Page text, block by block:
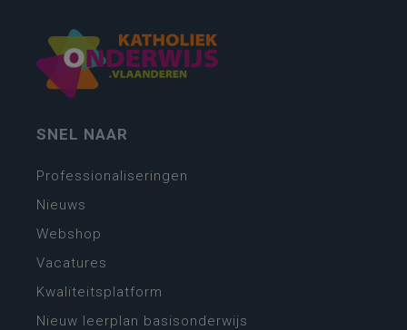
SNEL NAAR
Professionaliseringen
Nieuws
Webshop
Vacatures
Kwaliteitsplatform
Nieuw leerplan basisonderwijs